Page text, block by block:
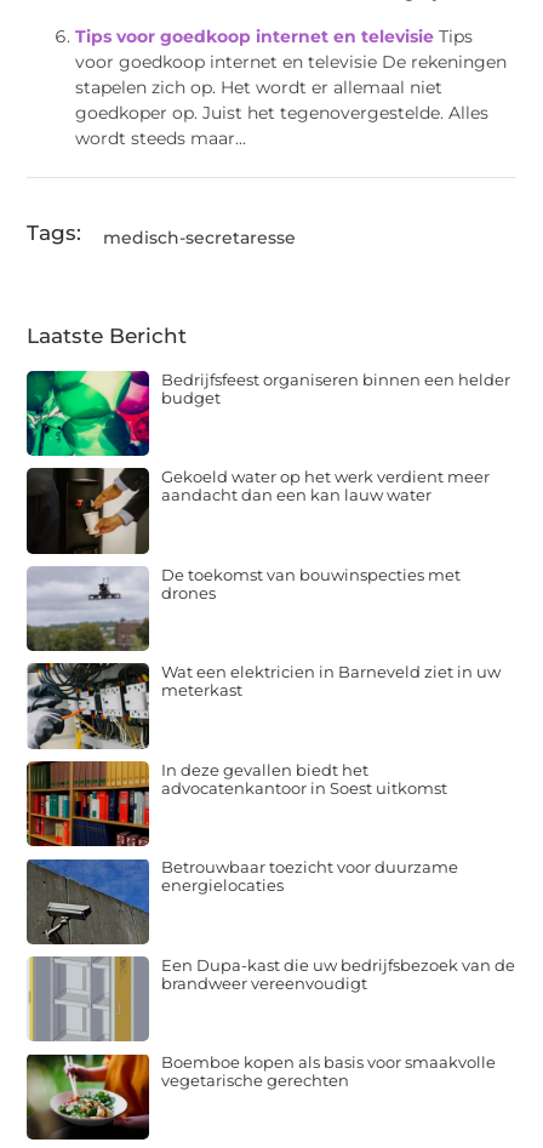
Tips voor goedkoop internet en televisie Tips
voor goedkoop internet en televisie De rekeningen
stapelen zich op. Het wordt er allemaal niet
goedkoper op. Juist het tegenovergestelde. Alles
wordt steeds maar...
Tags: medisch-secretaresse
Laatste Bericht
Bedrijfsfeest organiseren binnen een helder
budget
Gekoeld water op het werk verdient meer
aandacht dan een kan lauw water
De toekomst van bouwinspecties met
drones
Wat een elektricien in Barneveld ziet in uw
meterkast
In deze gevallen biedt het
advocatenkantoor in Soest uitkomst
Betrouwbaar toezicht voor duurzame
energielocaties
Een Dupa-kast die uw bedrijfsbezoek van de
brandweer vereenvoudigt
Boemboe kopen als basis voor smaakvolle
vegetarische gerechten